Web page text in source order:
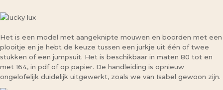
Het is een model met aangeknipte mouwen en boorden met een
plooitje en je hebt de keuze tussen een jurkje uit één of twee
stukken of een jumpsuit. Het is beschikbaar in maten 80 tot en
met 164, in pdf of op papier. De handleiding is opnieuw
ongelofelijk duidelijk uitgewerkt, zoals we van Isabel gewoon zijn.